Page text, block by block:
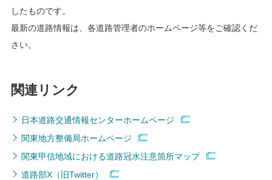
したものです。
最新の道路情報は、各道路管理者のホームページ等をご確認くだ
さい。
関連リンク
日本道路交通情報センターホームページ
関東地方整備局ホームページ
関東甲信地域における道路冠水注意箇所マップ
道路部X（旧Twitter）